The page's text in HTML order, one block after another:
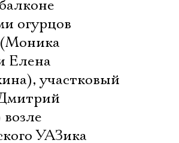
огурцов
(Моника
Елена
участковый
УАЗика